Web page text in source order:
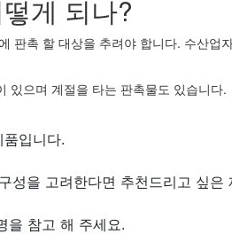
게 되나?
판촉 할 대상을 추려야 합니다. 수산
있으며 계절을 타는 판촉물도 있습니다.
입니다.
성을 고려한다면 추천드리고 싶은
을 참고 해 주세요.